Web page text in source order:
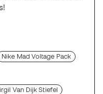
Nike Mad Voltage Pack
Van Dijk Stiefel